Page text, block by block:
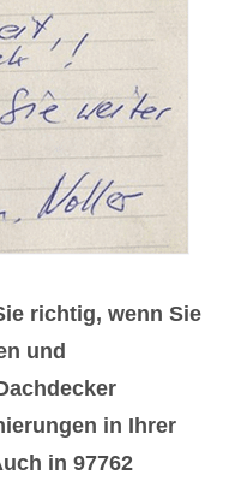
richtig, wenn Sie
und
in Ihrer
in 97762